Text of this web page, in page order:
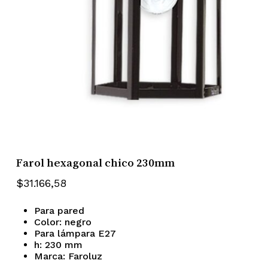
Farol hexagonal chico 230mm
$31.166,58
Para pared
Color: negro
Para lámpara E27
h: 230 mm
Marca: Faroluz